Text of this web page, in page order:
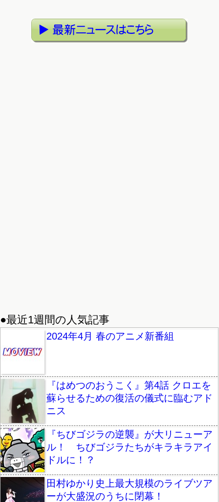
●最近1週間の人気記事
2024年4月 春のアニメ新番組
『はめつのおうこく』第4話 クロエを
蘇らせるための復活の儀式に臨むアド
ニス
『ちびゴジラの逆襲』が大リニューア
ル！ ちびゴジラたちがキラキラアイ
ドルに！？
田村ゆかり史上最大規模のライブツア
ーが大盛況のうちに閉幕！